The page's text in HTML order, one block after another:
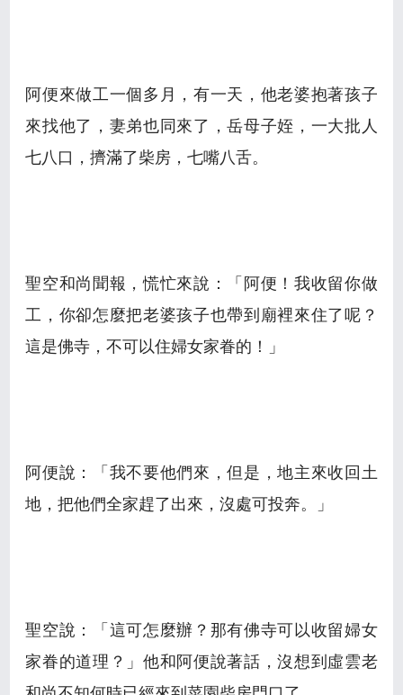
阿便來做工一個多月，有一天，他老婆抱著孩子
來找他了，妻弟也同來了，岳母子姪，一大批人
七八口，擠滿了柴房，七嘴八舌。
聖空和尚聞報，慌忙來說：「阿便！我收留你做
工，你卻怎麼把老婆孩子也帶到廟裡來住了呢？
這是佛寺，不可以住婦女家眷的！」
阿便說：「我不要他們來，但是，地主來收回土
地，把他們全家趕了出來，沒處可投奔。」
聖空說：「這可怎麼辦？那有佛寺可以收留婦女
家眷的道理？」他和阿便說著話，沒想到虛雲老